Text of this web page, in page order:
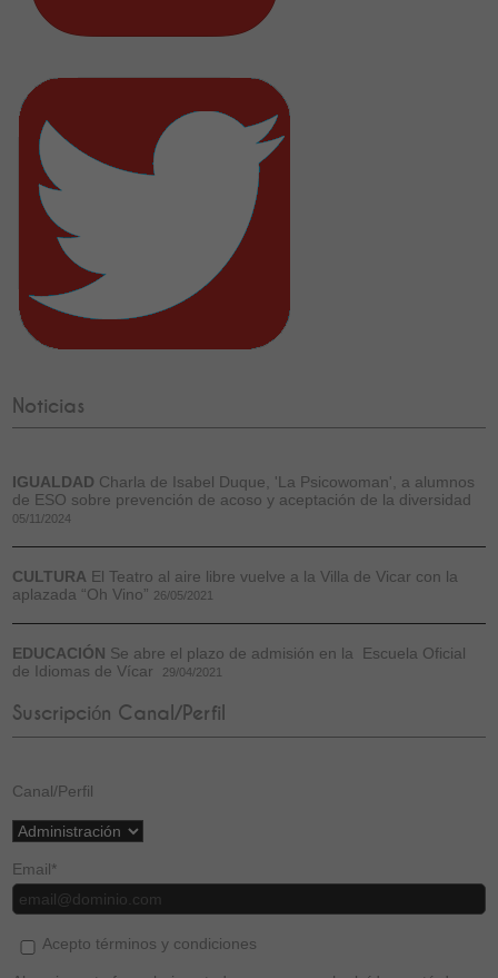
Noticias
IGUALDAD Charla de Isabel Duque, 'La Psicowoman', a alumnos
de ESO sobre prevención de acoso y aceptación de la diversidad
05/11/2024
CULTURA El Teatro al aire libre vuelve a la Villa de Vicar con la
aplazada “Oh Vino” 26/05/2021
EDUCACIÓN Se abre el plazo de admisión en la Escuela Oficial
de Idiomas de Vícar
29/04/2021
Suscripción Canal/Perfil
Canal/Perfil
Email*
Acepto términos y condiciones